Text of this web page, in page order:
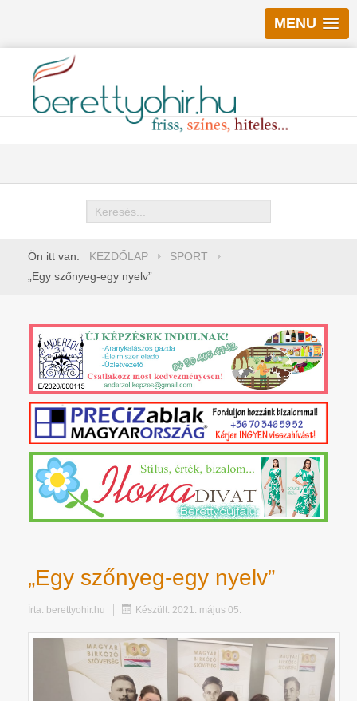
MENU
Keresés
Ön itt van: KEZDŐLAP
SPORT
„Egy szőnyeg-egy nyelv”
„Egy szőnyeg-egy nyelv”
Írta: berettyohir.hu Készült: 2021. május 05.